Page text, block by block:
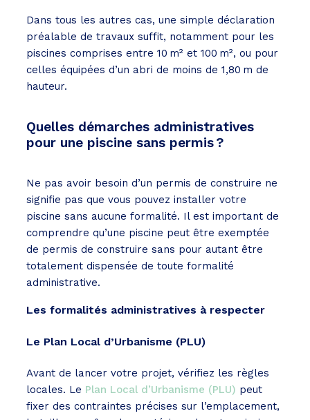
Dans tous les autres cas, une simple déclaration
préalable de travaux suffit, notamment pour les
piscines comprises entre 10 m² et 100 m², ou pour
celles équipées d’un abri de moins de 1,80 m de
hauteur.
Quelles démarches administratives
pour une piscine sans permis ?
Ne pas avoir besoin d’un permis de construire ne
signifie pas que vous pouvez installer votre
piscine sans aucune formalité. Il est important de
comprendre qu’une piscine peut être exemptée
de permis de construire sans pour autant être
totalement dispensée de toute formalité
administrative.
Les formalités administratives à respecter
Le Plan Local d’Urbanisme (PLU)
Avant de lancer votre projet, vérifiez les règles
locales. Le Plan Local d’Urbanisme (PLU) peut
fixer des contraintes précises sur l’emplacement,